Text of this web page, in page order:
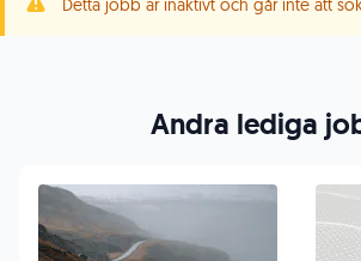
Detta jobb är inaktivt och går inte att
Andra lediga